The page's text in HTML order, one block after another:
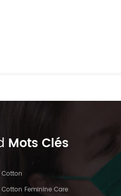
Mots Clés
Cotton
Cotton Feminine Care